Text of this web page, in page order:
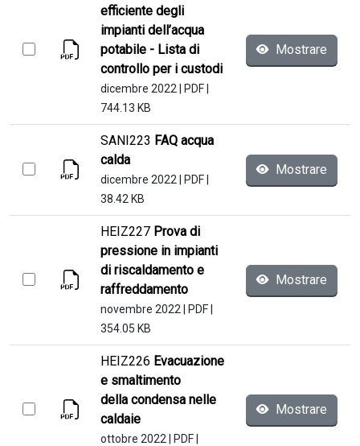
efficiente degli
impianti dell’acqua
potabile - Lista di
controllo per i custodi
dicembre 2022 PDF
744.13 KB
Mostrare
SANI223 FAQ acqua
calda
dicembre 2022 PDF
38.42 KB
Mostrare
HEIZ227 Prova di
pressione in impianti
di riscaldamento e
raffreddamento
novembre 2022 PDF
354.05 KB
Mostrare
HEIZ226 Evacuazione
e smaltimento
della condensa nelle
caldaie
ottobre 2022 PDF
Mostrare